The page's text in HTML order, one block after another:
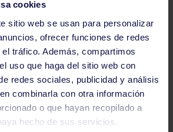
cookies
sitio web se usan para personalizar
ofrecer funciones de redes
tráfico. Además, compartimos
uso que haga del sitio web con
redes sociales, publicidad y análisis
combinarla con otra información
o que hayan recopilado a
hecho de sus servicios.
201 202 203 204 205